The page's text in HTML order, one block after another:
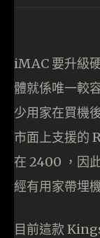
iMAC 要升級
體就係唯一較
少用家在買機
市面上支援的
在 2400 ，因
經有用家帶埋
目前這款